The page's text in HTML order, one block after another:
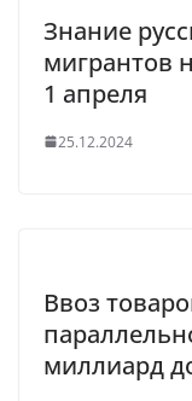
Знание
мигрантов
1 апреля
25.12.2024
Ввоз
миллиард